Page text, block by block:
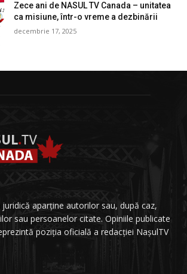
Zece ani de NASUL TV Canada – unitatea
ca misiune, într-o vreme a dezbinării
decembrie 17, 2025
aparține autorilor sau, după caz,
sau persoanelor citate. Opiniile publicate
poziția oficială a redacției NașulTV